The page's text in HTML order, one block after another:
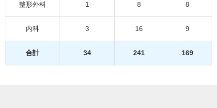
整形外科 1 8 8
内科 3 16 9
合計 34 241 169